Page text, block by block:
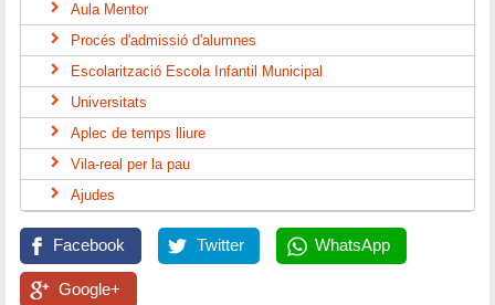
Aula Mentor
Procés d'admissió d'alumnes
Escolarització Escola Infantil Municipal
Universitats
Aplec de temps lliure
Vila-real per la pau
Ajudes
Facebook Twitter WhatsApp
Google+